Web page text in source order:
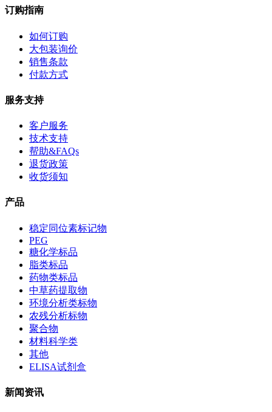
订购指南
如何订购
大包装询价
销售条款
付款方式
服务支持
客户服务
技术支持
帮助&FAQs
退货政策
收货须知
产品
稳定同位素标记物
PEG
糖化学标品
脂类标品
药物类标品
中草药提取物
环境分析类标物
农残分析标物
聚合物
材料科学类
其他
ELISA试剂盒
新闻资讯